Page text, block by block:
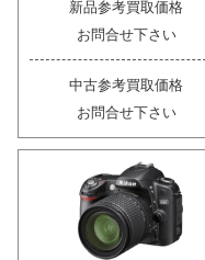
新品参考買取価格
お問合せ下さい
中古参考買取価格
お問合せ下さい